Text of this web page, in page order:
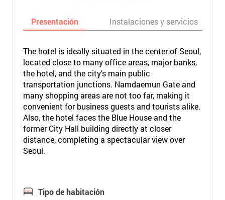
Presentación Instalaciones y servicios
The hotel is ideally situated in the center of Seoul,
located close to many office areas, major banks,
the hotel, and the city's main public
transportation junctions. Namdaemun Gate and
many shopping areas are not too far, making it
convenient for business guests and tourists alike.
Also, the hotel faces the Blue House and the
former City Hall building directly at closer
distance, completing a spectacular view over
Seoul.
Tipo de habitación